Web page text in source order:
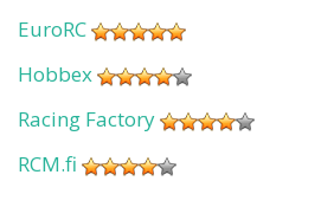
EuroRC
Hobbex
Racing Factory
RCM.fi